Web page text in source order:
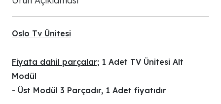
Oslo Tv Ünitesi
Fiyata dahil parçalar; 1 Adet TV Ünitesi Alt
Modül
- Üst Modül 3 Parçadır, 1 Adet fiyatıdır